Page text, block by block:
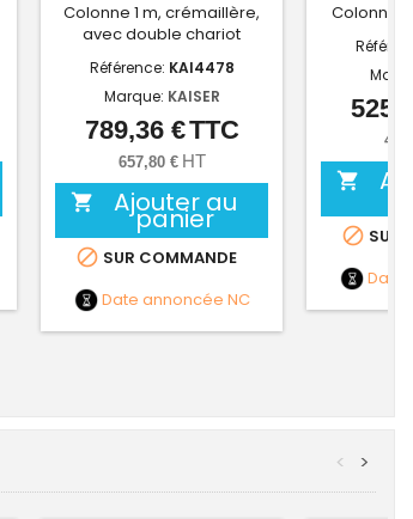
Colonne 1 m, crémaillère,
avec double chariot
Référence: KAI4478
Marque: KAISER
Prix
789,36 €TTC
657,80 € HT
 Ajouter au
panier
 SUR COMMANDE
Date annoncée NC
Colonne

 SUR
Date
>
<